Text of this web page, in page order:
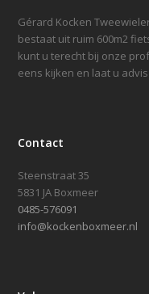
Gérard Kocken
bestaat uit ruim 600m2
kunt u terecht bij onze
eens kijken en laat u
Contact
Steenstraat 35
5831 JA Boxmeer
0485-576091
info@kockenboxmeer.nl